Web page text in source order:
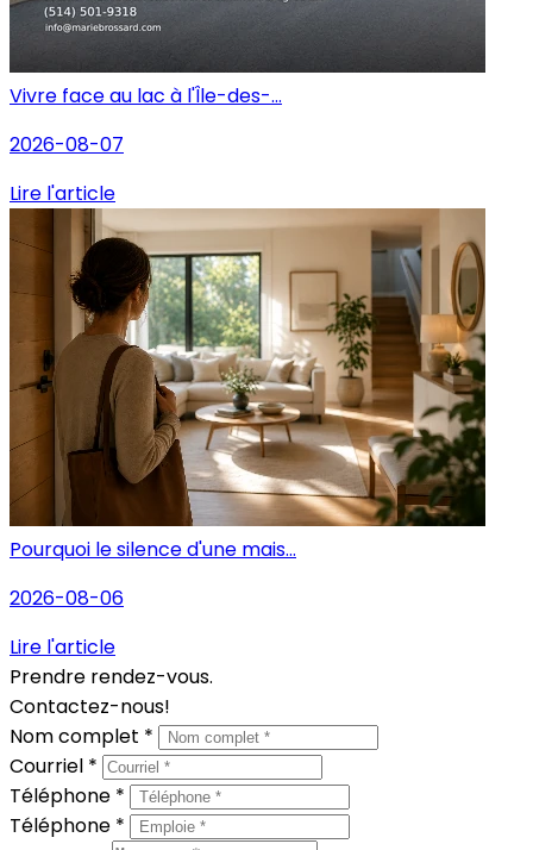
Vivre face au lac à l'Île-des-...
2026-08-07
Lire l'article
Pourquoi le silence d'une mais...
2026-08-06
Lire l'article
Prendre rendez-vous.
Contactez-nous!
Nom complet *
Courriel *
Téléphone *
Téléphone *